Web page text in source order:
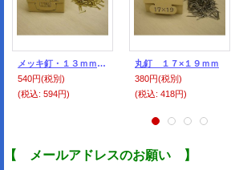
メッキ釘・１３ｍｍ（平頭）
540円(税別)
(税込: 594円)
丸釘 １７×１９ｍｍ
380円(税別)
(税込: 418円)
【 メールアドレスのお願い 】